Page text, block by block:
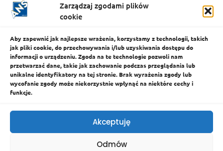
Zarządzaj zgodami plików
cookie
Aby zapewnić jak najlepsze wrażenia, korzystamy z technologii, takich
jak pliki cookie, do przechowywania i/lub uzyskiwania dostępu do
informacji o urządzeniu. Zgoda na te technologie pozwoli nam
przetwarzać dane, takie jak zachowanie podczas przeglądania lub
unikalne identyfikatory na tej stronie. Brak wyrażenia zgody lub
wycofanie zgody może niekorzystnie wpłynąć na niektóre cechy i
funkcje.
Akceptuję
Odmów
LinkedIn
Facebook
Instagram
Messenger
Adam Pawlikiewicz